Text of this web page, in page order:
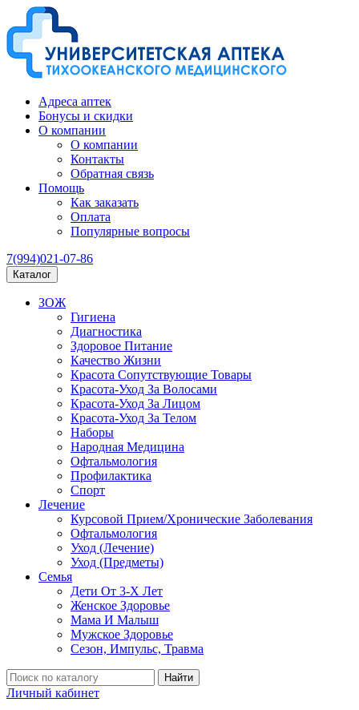
Адреса аптек
Бонусы и скидки
О компании
О компании
Контакты
Обратная связь
Помощь
Как заказать
Оплата
Популярные вопросы
7(994)021-07-86
Каталог
ЗОЖ
Гигиена
Диагностика
Здоровое Питание
Качество Жизни
Красота Сопутствующие Товары
Красота-Уход За Волосами
Красота-Уход За Лицом
Красота-Уход За Телом
Наборы
Народная Медицина
Офтальмология
Профилактика
Спорт
Лечение
Курсовой Прием/Хронические Заболевания
Офтальмология
Уход (Лечение)
Уход (Предметы)
Семья
Дети От 3-Х Лет
Женское Здоровье
Мама И Малыш
Мужское Здоровье
Сезон, Импульс, Травма
Найти
Личный кабинет